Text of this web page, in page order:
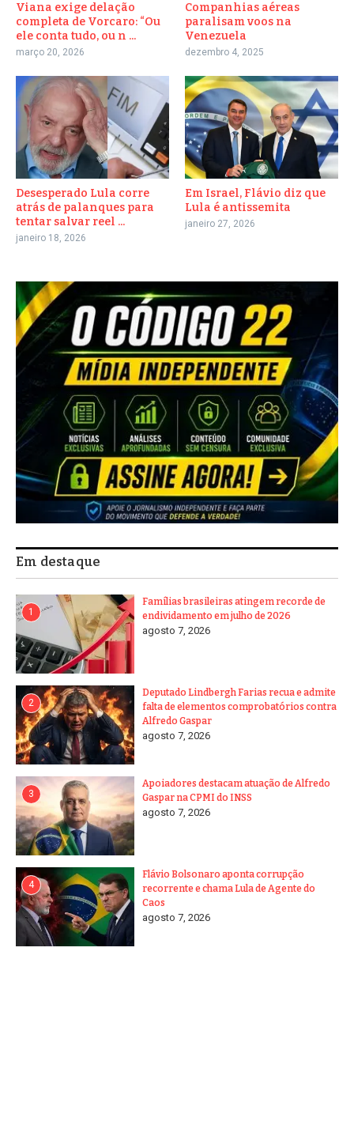
Viana exige delação
completa de Vorcaro: “Ou
ele conta tudo, ou n ...
março 20, 2026
Companhias aéreas
paralisam voos na
Venezuela
dezembro 4, 2025
Desesperado Lula corre
atrás de palanques para
tentar salvar reel ...
janeiro 18, 2026
Em Israel, Flávio diz que
Lula é antissemita
janeiro 27, 2026
Em destaque
1
Famílias brasileiras atingem recorde de
endividamento em julho de 2026
agosto 7, 2026
2
Deputado Lindbergh Farias recua e admite
falta de elementos comprobatórios contra
Alfredo Gaspar
agosto 7, 2026
3
Apoiadores destacam atuação de Alfredo
Gaspar na CPMI do INSS
agosto 7, 2026
4
Flávio Bolsonaro aponta corrupção
recorrente e chama Lula de Agente do
Caos
agosto 7, 2026